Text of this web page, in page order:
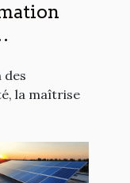
des
la maîtrise